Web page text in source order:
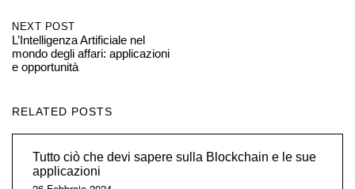
NEXT POST
L’Intelligenza Artificiale nel
mondo degli affari: applicazioni
e opportunità
RELATED POSTS
Tutto ciò che devi sapere sulla Blockchain e le sue
applicazioni